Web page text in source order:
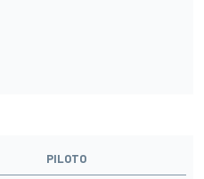
PILOTO